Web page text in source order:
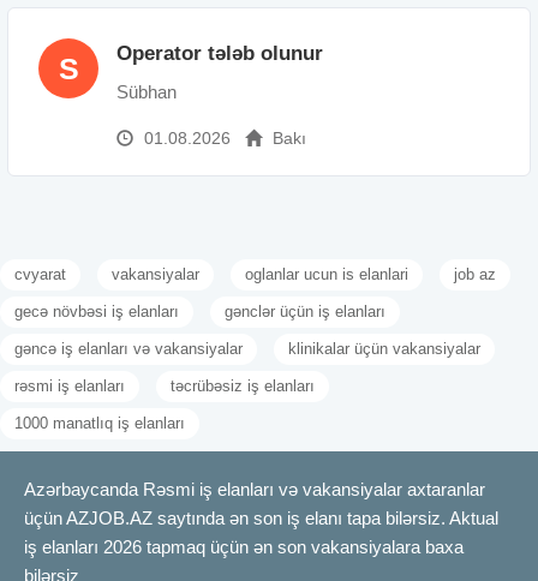
S Operator tələb olunur
Sübhan
01.08.2026 Bakı
cvyarat vakansiyalar oglanlar ucun is elanlari job az
gecə növbəsi iş elanları gənclər üçün iş elanları
gəncə iş elanları və vakansiyalar klinikalar üçün vakansiyalar
rəsmi iş elanları təcrübəsiz iş elanları
1000 manatlıq iş elanları
Azərbaycanda Rəsmi iş elanları və vakansiyalar axtaranlar
üçün AZJOB.AZ saytında ən son iş elanı tapa bilərsiz. Aktual
iş elanları 2026 tapmaq üçün ən son vakansiyalara baxa
bilərsiz